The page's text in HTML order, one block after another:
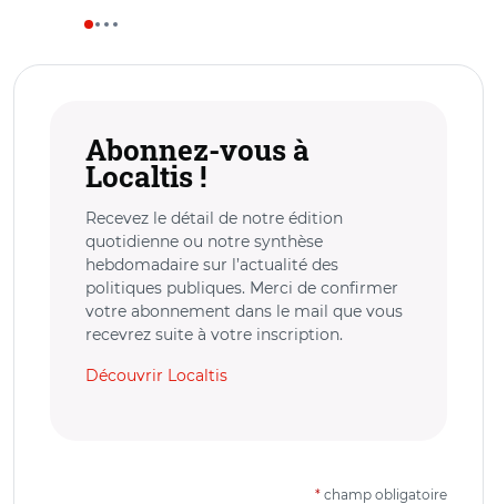
Abonnez-vous à
Localtis !
Recevez le détail de notre édition
quotidienne ou notre synthèse
hebdomadaire sur l’actualité des
politiques publiques. Merci de confirmer
votre abonnement dans le mail que vous
recevrez suite à votre inscription.
Découvrir Localtis
* champ obligatoire